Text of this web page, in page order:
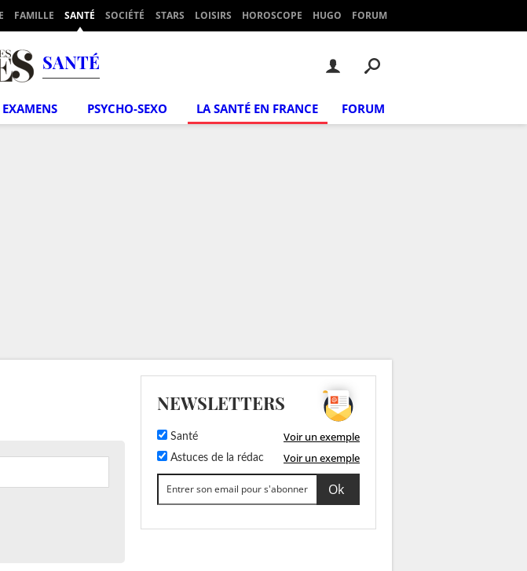
FAMILLE SANTÉ SOCIÉTÉ STARS LOISIRS HOROSCOPE HUGO FORUM
SANTÉ
EXAMENS PSYCHO-SEXO LA SANTÉ EN FRANCE FORUM
NEWSLETTERS
Santé Voir un exemple
Astuces de la rédac Voir un exemple